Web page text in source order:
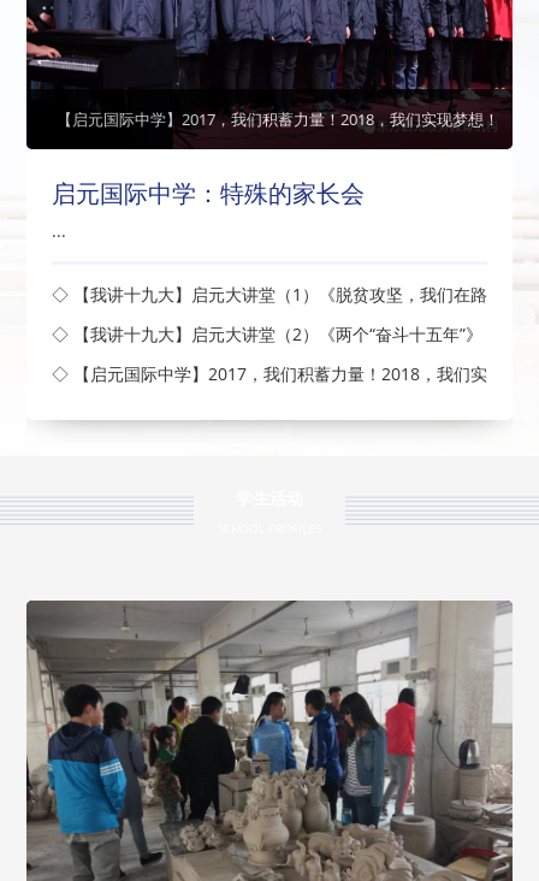
【启元国际中学】2017，我们积蓄力量！2018，我们实现梦想！
启元国际中学：特殊的家长会
...
◇ 【我讲十九大】启元大讲堂（1）《脱贫攻坚，我们在路
上》开讲了
◇ 【我讲十九大】启元大讲堂（2）《两个“奋斗十五年”》
◇ 【启元国际中学】2017，我们积蓄力量！2018，我们实